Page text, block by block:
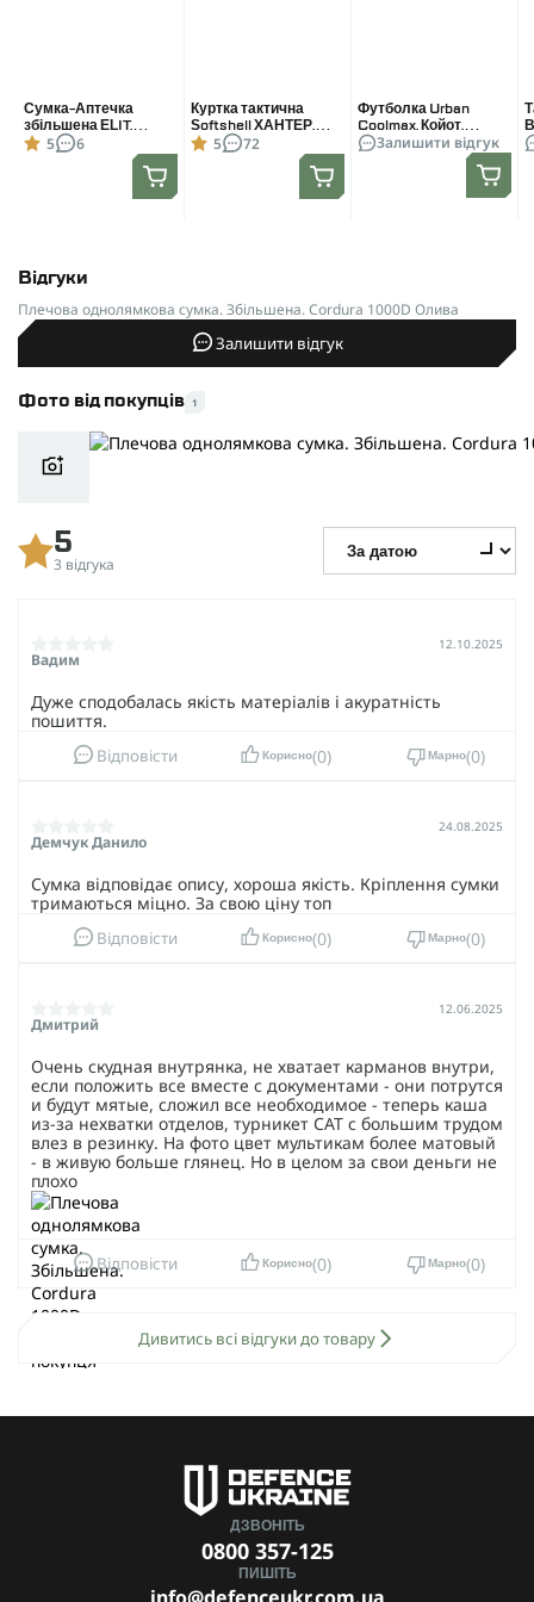
Сумка-Аптечка
збільшена ELIT.
Піксель, тактичний
підсумок під аптечку
5 6
Куртка тактична
Softshell ХАНТЕР.
Осінь-Весна Койот.
Розмір XXL (56-58)
5 72
Футболка Urban
Coolmax. Койот.
Розмір XXL
Залишити відгук
Відгуки
Плечова однолямкова сумка. Збільшена. Cordura 1000D Олива
Залишити відгук
Фото від покупців 1
5
3 відгука
Вадим
12.10.2025
Дуже сподобалась якість матеріалів і акуратність
пошиття.
Відповісти Корисно 0 Марно 0
Демчук Данило
24.08.2025
Сумка відповідає опису, хороша якість. Кріплення сумки
тримаються міцно. За свою ціну топ
Відповісти Корисно 0 Марно 0
Дмитрий
12.06.2025
Очень скудная внутрянка, не хватает карманов внутри,
если положить все вместе с документами - они потрутся
и будут мятые, сложил все необходимое - теперь каша
из-за нехватки отделов, турникет CAT с большим трудом
влез в резинку. На фото цвет мультикам более матовый
- в живую больше глянец. Но в целом за свои деньги не
плохо
Відповісти Корисно 0 Марно 0
Дивитись всі відгуки до товару
ДЗВОНІТЬ
0800 357-125
ПИШІТЬ